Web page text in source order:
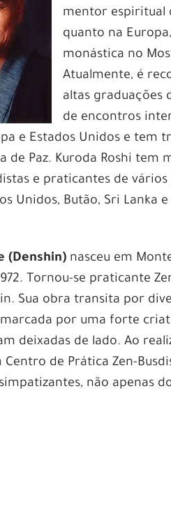
mentor espiritual
quanto na
monástica no
Atualmente, é
altas graduações
de encontros
e Estados Unidos e tem
de Paz. Kuroda Roshi
e praticantes de
Unidos, Butão, Sri Lanka e
(Denshin) nasceu em
Tornou-se praticante
Sua obra transita por
por uma forte
deixadas de lado. Ao
Centro de Prática Zen-
não apenas